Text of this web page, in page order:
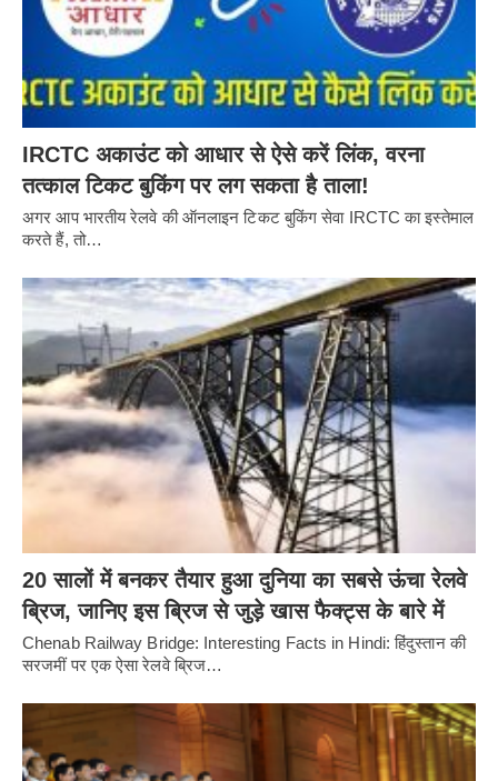
IRCTC अकाउंट को आधार से ऐसे करें लिंक, वरना
तत्काल टिकट बुकिंग पर लग सकता है ताला!
अगर आप भारतीय रेलवे की ऑनलाइन टिकट बुकिंग सेवा IRCTC का इस्तेमाल
करते हैं, तो…
20 सालों में बनकर तैयार हुआ दुनिया का सबसे ऊंचा रेलवे
ब्रिज, जानिए इस ब्रिज से जुड़े खास फैक्ट्स के बारे में
Chenab Railway Bridge: Interesting Facts in Hindi: हिंदुस्तान की
सरजमीं पर एक ऐसा रेलवे ब्रिज…